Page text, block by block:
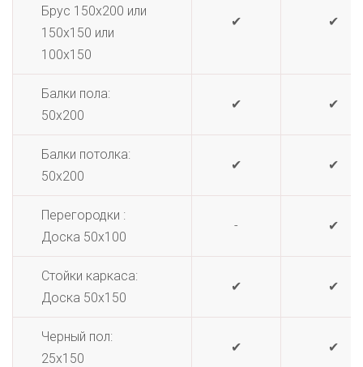
Брус 150х200 или
150х150 или
100х150
✔ ✔
Балки пола:
50х200
✔ ✔
Балки потолка:
50х200
✔ ✔
Перегородки :
Доска 50х100
- ✔
Стойки каркаса:
Доска 50х150
✔ ✔
Черный пол:
25х150
✔ ✔